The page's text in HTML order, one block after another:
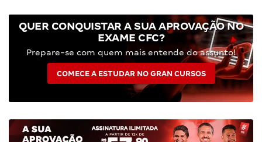
QUER CONQUISTAR A SUA APROVAÇÃO NO
EXAME CFC?
Prepare-se com quem mais entende do assunto!
COMECE A ESTUDAR NO GRAN CURSOS